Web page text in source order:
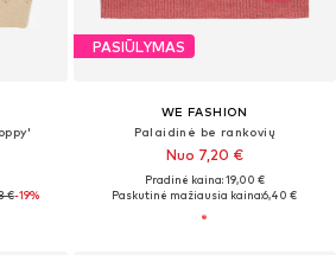
€-19%
PASIŪLYMAS
WE FASHION
Palaidinė be rankovių
Nuo 7,20 €
Pradinė kaina: 19,00 €
Paskutinė mažiausia kaina:6,40 €